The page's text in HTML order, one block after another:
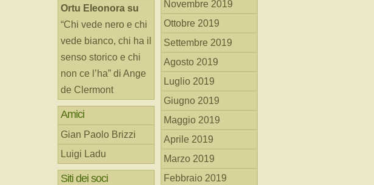
Ortu Eleonora su
“Chi vede nero e chi
vede bianco, chi ha il
senso storico e chi
non ce l’ha” di Ange
de Clermont
Amici
Gian Paolo Brizzi
Luigi Ladu
Siti dei soci
Novembre 2019
Ottobre 2019
Settembre 2019
Agosto 2019
Luglio 2019
Giugno 2019
Maggio 2019
Aprile 2019
Marzo 2019
Febbraio 2019